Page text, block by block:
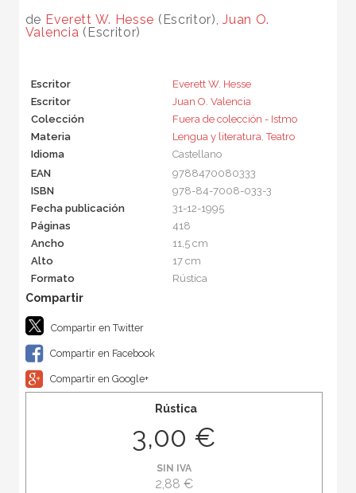
de Everett W. Hesse (Escritor),Juan O.
Valencia (Escritor)
Escritor
Everett W. Hesse
Escritor
Juan O. Valencia
Colección
Fuera de colección - Istmo
Materia
Lengua y literatura,Teatro
Idioma
Castellano
EAN
9788470080333
ISBN
978-84-7008-033-3
Fecha publicación
31-12-1995
Páginas
418
Ancho
11,5 cm
Alto
17 cm
Formato
Rústica
Compartir en Twitter
Compartir en Facebook
Compartir en Google+
Rústica
3,00 €
SIN IVA
2,88 €